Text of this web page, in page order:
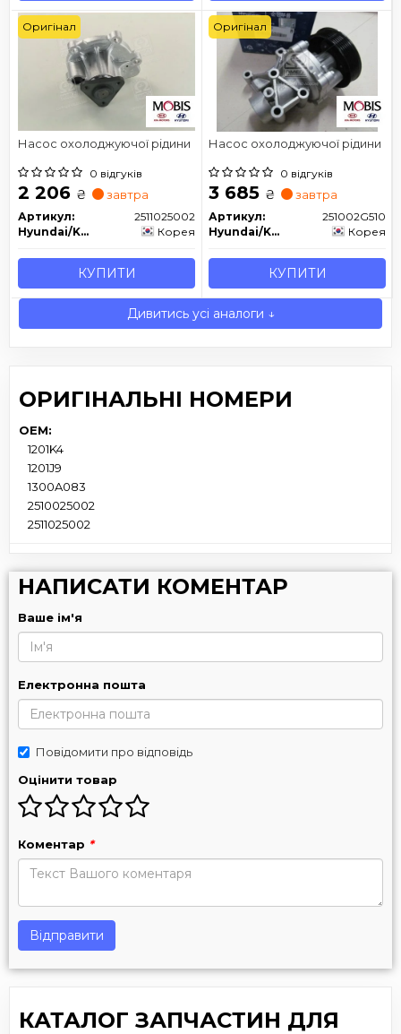
Насос охолоджуючої рідини
0 відгуків
2 206 ₴ завтра
Артикул:
2511025002
Hyundai/Kia/Mobis
Корея
КУПИТИ
Оригінал
Насос охолоджуючої рідини
0 відгуків
3 685 ₴ завтра
Артикул:
251002G510
Hyundai/Kia/Mobis
Корея
КУПИТИ
Оригінал
Дивитись усі аналоги ↓
ОРИГІНАЛЬНІ НОМЕРИ
OEM:
1201K4
1201J9
1300A083
2510025002
2511025002
НАПИСАТИ КОМЕНТАР
Ваше ім'я
Електронна пошта
Повідомити про відповідь
Оцінити товар
Коментар *
Відправити
КАТАЛОГ ЗАПЧАСТИН ДЛЯ